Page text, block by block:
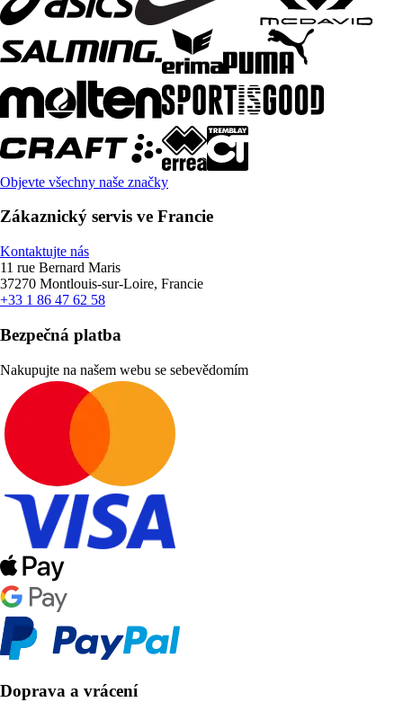
Objevte všechny naše značky
Zákaznický servis ve Francie
Kontaktujte nás
11 rue Bernard Maris
37270 Montlouis-sur-Loire, Francie
+33 1 86 47 62 58
Bezpečná platba
Nakupujte na našem webu se sebevědomím
Doprava a vrácení